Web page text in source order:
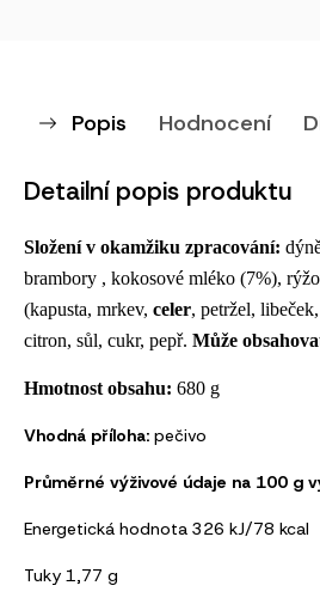
Popis Hodnocení
Detailní popis produktu
Složení v okamžiku zpracování:
brambory , kokosové mléko (7%),
(kapusta, mrkev, celer, petržel,
citron, sůl, cukr, pepř. Může
Hmotnost obsahu: 680 g
Vhodná příloha: pečivo
Průměrné výživové údaje na 100 g
Energetická hodnota 326 kJ/78 kcal
Tuky 1,77 g